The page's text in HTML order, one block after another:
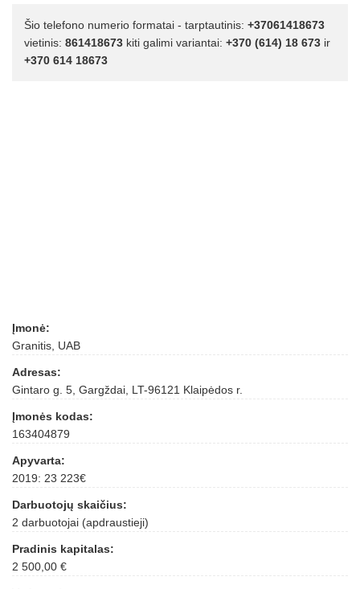
Šio telefono numerio formatai - tarptautinis: +37061418673
vietinis: 861418673 kiti galimi variantai: +370 (614) 18 673 ir
+370 614 18673
Įmonė:
Granitis, UAB
Adresas:
Gintaro g. 5, Gargždai, LT-96121 Klaipėdos r.
Įmonės kodas:
163404879
Apyvarta:
2019: 23 223€
Darbuotojų skaičius:
2 darbuotojai (apdraustieji)
Pradinis kapitalas:
2 500,00 €